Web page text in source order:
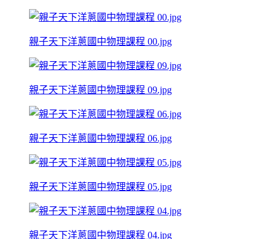
親子天下洋蔥國中物理課程 00.jpg
親子天下洋蔥國中物理課程 09.jpg
親子天下洋蔥國中物理課程 06.jpg
親子天下洋蔥國中物理課程 05.jpg
親子天下洋蔥國中物理課程 04.jpg